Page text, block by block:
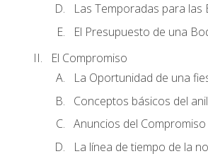
Las Temporadas para las
El Presupuesto de una
El Compromiso
La Oportunidad de una
Conceptos básicos del
Anuncios del Compromiso
La línea de tiempo de la